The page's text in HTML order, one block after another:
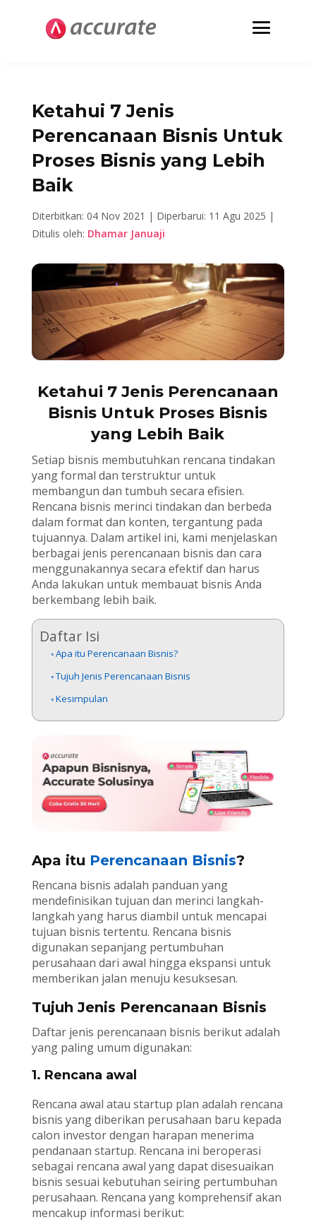
Ketahui 7 Jenis
Perencanaan Bisnis Untuk
Proses Bisnis yang Lebih
Baik
Diterbitkan: 04 Nov 2021 | Diperbarui: 11 Agu 2025 |
Ditulis oleh: Dhamar Januaji
Ketahui 7 Jenis Perencanaan
Bisnis Untuk Proses Bisnis
yang Lebih Baik
Setiap bisnis membutuhkan rencana tindakan
yang formal dan terstruktur untuk
membangun dan tumbuh secara efisien.
Rencana bisnis merinci tindakan dan berbeda
dalam format dan konten, tergantung pada
tujuannya. Dalam artikel ini, kami menjelaskan
berbagai jenis perencanaan bisnis dan cara
menggunakannya secara efektif dan harus
Anda lakukan untuk membauat bisnis Anda
berkembang lebih baik.
Daftar Isi
Apa itu Perencanaan Bisnis?
Tujuh Jenis Perencanaan Bisnis
Kesimpulan
Apa itu Perencanaan Bisnis?
Rencana bisnis adalah panduan yang
mendefinisikan tujuan dan merinci langkah-
langkah yang harus diambil untuk mencapai
tujuan bisnis tertentu. Rencana bisnis
digunakan sepanjang pertumbuhan
perusahaan dari awal hingga ekspansi untuk
memberikan jalan menuju kesuksesan.
Tujuh Jenis Perencanaan Bisnis
Daftar jenis perencanaan bisnis berikut adalah
yang paling umum digunakan:
1. Rencana awal
Rencana awal atau startup plan adalah rencana
bisnis yang diberikan perusahaan baru kepada
calon investor dengan harapan menerima
pendanaan startup. Rencana ini beroperasi
sebagai rencana awal yang dapat disesuaikan
bisnis sesuai kebutuhan seiring pertumbuhan
perusahaan. Rencana yang komprehensif akan
mencakup informasi berikut: